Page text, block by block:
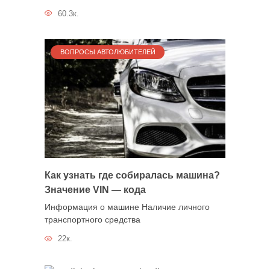
60.3к.
ВОПРОСЫ АВТОЛЮБИТЕЛЕЙ
Как узнать где собиралась машина?
Значение VIN — кода
Информация о машине Наличие личного
транспортного средства
22к.